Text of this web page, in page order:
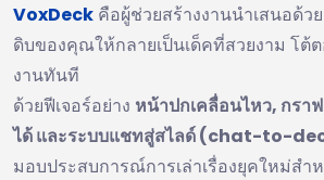
VoxDeck คือผู้ช่วยสร้างงานนำเสนอด้ว
ดิบของคุณให้กลายเป็นเด็คที่สวยงาม โต้
งานทันที
ด้วยฟีเจอร์อย่าง หน้าปกเคลื่อนไหว, กรา
ได้ และระบบแชทสู่สไลด์ (chat-to-
มอบประสบการณ์การเล่าเรื่องยุคใหม่สำ